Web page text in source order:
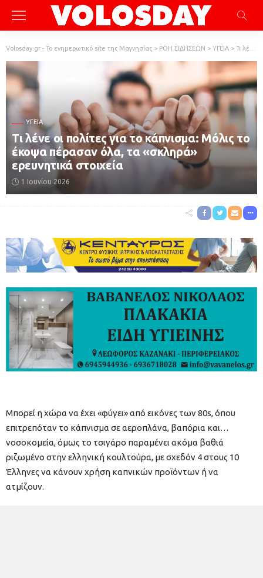
Volosday.gr - Το ενημερωτικό site της Μαγνησίας > ΡΟΗ ΕΙΔΗΣΕΩΝ > ΥΓΕΙΑ > Τι λένε οι πολίτες για το κάπνισμα: Μόλις το έκοψα πέρασαν όλα, τα «σκληρά» ερευνητικά στοιχεία
ΥΓΕΙΑ
Τι λένε οι πολίτες για το κάπνισμα: Μόλις το
έκοψα πέρασαν όλα, τα «σκληρά»
ερευνητικά στοιχεία
1 Ιουνίου 2026
Μπορεί η χώρα να έχει «φύγει» από εικόνες των 80s, όπου
επιτρεπόταν το κάπνισμα σε αεροπλάνα, βαπόρια και…
νοσοκομεία, όμως το τσιγάρο παραμένει ακόμα βαθιά
ριζωμένο στην ελληνική κουλτούρα, με σχεδόν 4 στους 10
Έλληνες να κάνουν χρήση καπνικών προϊόντων ή να
ατμίζουν.